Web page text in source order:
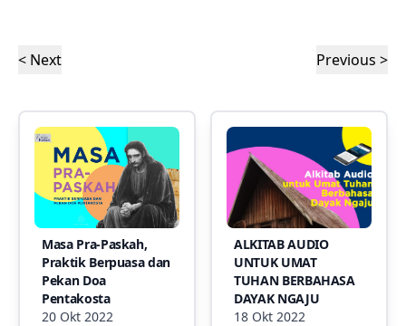
< Next Previous >
Masa Pra-Paskah,
Praktik Berpuasa dan
Pekan Doa
Pentakosta
20 Okt 2022
ALKITAB AUDIO
UNTUK UMAT
TUHAN BERBAHASA
DAYAK NGAJU
18 Okt 2022